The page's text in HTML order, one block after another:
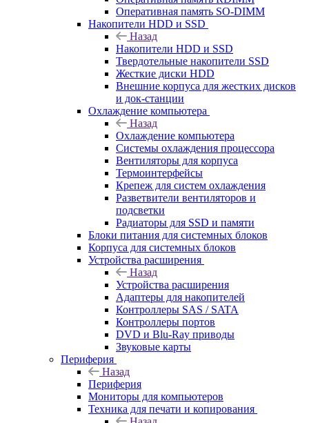
Оперативная память SO-DIMM
Накопители HDD и SSD
Назад
Накопители HDD и SSD
Твердотельные накопители SSD
Жесткие диски HDD
Внешние корпуса для жестких дисков
и док-станции
Охлаждение компьютера
Назад
Охлаждение компьютера
Системы охлаждения процессора
Вентиляторы для корпуса
Термоинтерфейсы
Крепеж для систем охлаждения
Разветвители вентиляторов и
подсветки
Радиаторы для SSD и памяти
Блоки питания для системных блоков
Корпуса для системных блоков
Устройства расширения
Назад
Устройства расширения
Адаптеры для накопителей
Контроллеры SAS / SATA
Контроллеры портов
DVD и Blu-Ray приводы
Звуковые карты
Периферия
Назад
Периферия
Мониторы для компьютеров
Техника для печати и копирования